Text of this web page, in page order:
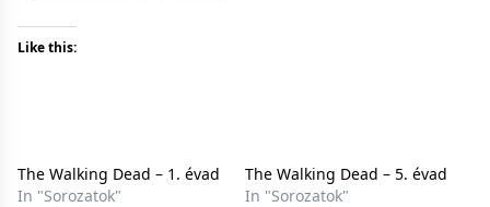
Like this:
The Walking Dead – 1. évad
In "Sorozatok"
The Walking Dead – 5. évad
In "Sorozatok"